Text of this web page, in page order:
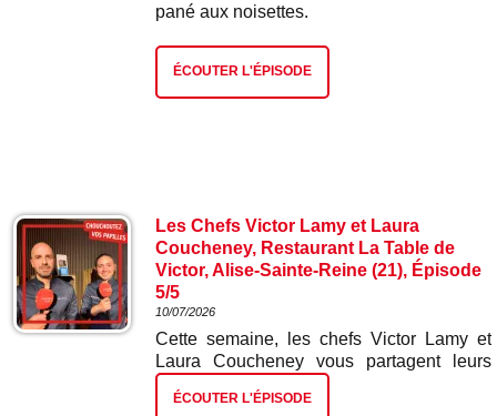
pané aux noisettes.
ÉCOUTER L'ÉPISODE
Les Chefs Victor Lamy et Laura
Coucheney, Restaurant La Table de
Victor, Alise-Sainte-Reine (21), Épisode
5/5
10/07/2026
Cette semaine, les chefs Victor Lamy et
Laura Coucheney vous partagent leurs
meilleures recettes. Dans ce cinquième et
dernier épisode : miel fromage blanc et
ÉCOUTER L'ÉPISODE